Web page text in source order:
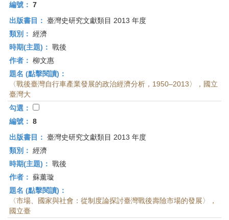
編號： 7
出版書目： 臺灣史研究文獻類目 2013 年度
類別： 經濟
時期(主題)： 戰後
作者： 柳文惠
題名 (點擊閱讀)：
〈戰後臺灣自行車產業發展的政治經濟分析，1950–2013〉，國立
臺灣大
勾選：
編號： 8
出版書目： 臺灣史研究文獻類目 2013 年度
類別： 經濟
時期(主題)： 戰後
作者： 蘇薰璇
題名 (點擊閱讀)：
〈市場、國家與社會：從制度論探討臺灣戰後壽險市場的發展〉，
國立臺